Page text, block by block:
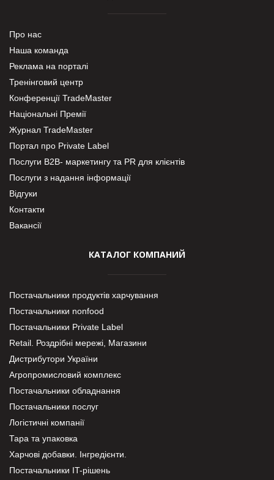
Про нас
Наша команда
Реклама на порталі
Тренінговий центр
Конференції TradeMaster
Національні Премії
Журнал TradeMaster
Портал про Private Label
Послуги В2В- маркетингу та PR для клієнтів
Послуги з надання інформації
Відгуки
Контакти
Вакансії
КАТАЛОГ КОМПАНИЙ
Постачальники продуктів харчування
Постачальники nonfood
Постачальники Private Label
Retail. Роздрібні мережі, Магазини
Дистрибутори України
Агропромисловий комплекс
Постачальники обладнання
Постачальники послуг
Логістичні компанії
Тара та упаковка
Харчові добавки. Інгредієнти.
Постачальники IT-рішень